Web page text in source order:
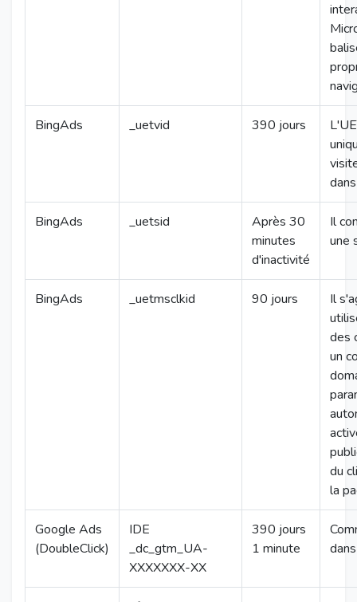
BingAds _uetvid 390 jours
BingAds _uetsid
Après 30
minutes
d'inactivité
Il
une
BingAds _uetmsclkid 90 jours
Il
des
un
du
la
Google Ads
(DoubleClick)
IDE
_dc_gtm_UA-
XXXXXXX-XX
390 jours
1 minute